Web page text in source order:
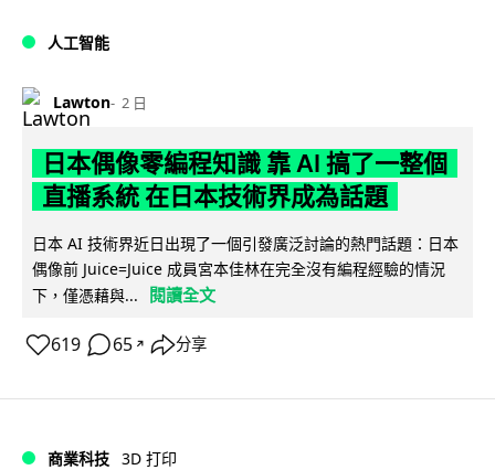
人工智能
Lawton 2 日
日本偶像零編程知識 靠 AI 搞了一整個
直播系統 在日本技術界成為話題
日本 AI 技術界近日出現了一個引發廣泛討論的熱門話題：日本
偶像前 Juice=Juice 成員宮本佳林在完全沒有編程經驗的情況
下，僅憑藉與...
閱讀全文
619 65 ↗ 分享
商業科技 3D 打印